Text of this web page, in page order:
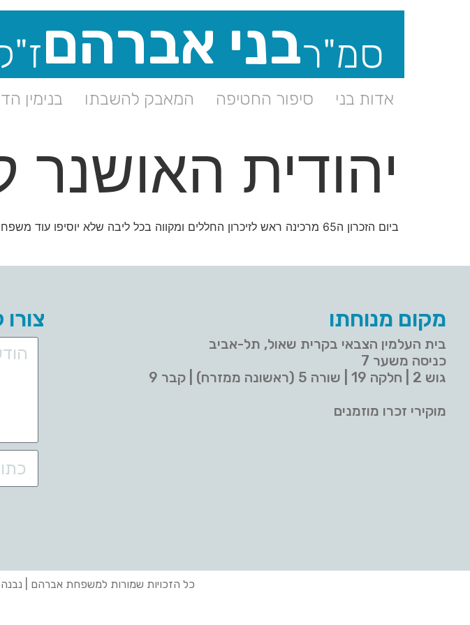
סמ"רבני אברהם
אדות בני סיפור החטיפה המאבק להשבתו בנימין
יהודית האושנר
ביום הזכרון ה65 מרכינה ראש לזיכרון החללים ומקווה בכל ליבה שלא יוסיפו עוד משפחות לשכול. יהי זיכרו ברוך
מקום מנוחתו
בית העלמין הצבאי בקרית שאול, תל-אביב
כניסה משער 7
גוש 2 | חלקה 19 | שורה 5 (ראשונה ממזרח) | קבר 9
מוקירי זכרו מוזמנים
כל הזכויות שמורות למשפחת אברהם |